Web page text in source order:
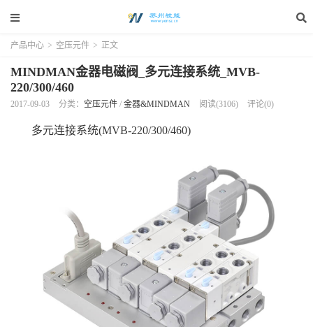
产品中心 > 空压元件 > 正文
MINDMAN金器电磁阀_多元连接系统_MVB-
220/300/460
2017-09-03 分类： 空压元件 / 金器&MINDMAN 阅读(3106) 评论(0)
多元连接系统(MVB-220/300/460)